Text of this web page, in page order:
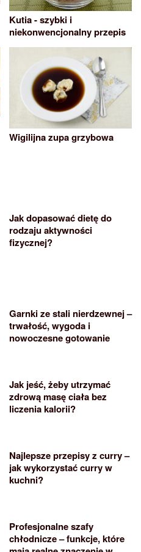
Kutia - szybki i
niekonwencjonalny przepis
Wigilijna zupa grzybowa
Jak dopasować dietę do
rodzaju aktywności
fizycznej?
Garnki ze stali nierdzewnej –
trwałość, wygoda i
nowoczesne gotowanie
Jak jeść, żeby utrzymać
zdrową masę ciała bez
liczenia kalorii?
Najlepsze przepisy z curry –
jak wykorzystać curry w
kuchni?
Profesjonalne szafy
chłodnicze – funkcje, które